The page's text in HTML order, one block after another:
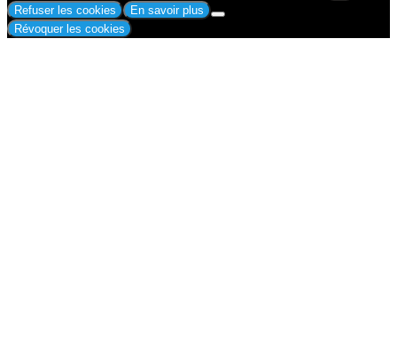
Refuser les cookies
En savoir plus
Révoquer les cookies